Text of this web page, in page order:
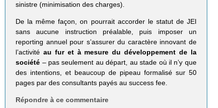
sinistre (minimisation des charges).
De la même façon, on pourrait accorder le statut de JEI
sans aucune instruction préalable, puis imposer un
reporting annuel pour s’assurer du caractère innovant de
l’activité au fur et à mesure du développement de la
société – pas seulement au départ, au stade où il n’y que
des intentions, et beaucoup de pipeau formalisé sur 50
pages par des consultants payés au success fee.
Répondre à ce commentaire